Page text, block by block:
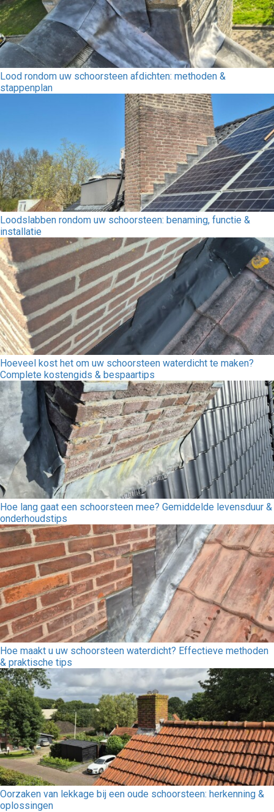
Lood rondom uw schoorsteen afdichten: methoden &
stappenplan
Loodslabben rondom uw schoorsteen: benaming, functie &
installatie
Hoeveel kost het om uw schoorsteen waterdicht te maken?
Complete kosten­gids & bespaartips
Hoe lang gaat een schoorsteen mee? Gemiddelde levensduur &
onderhoudstips
Hoe maakt u uw schoorsteen waterdicht? Effectieve methoden
& praktische tips
Oorzaken van lekkage bij een oude schoorsteen: herkenning &
oplossingen